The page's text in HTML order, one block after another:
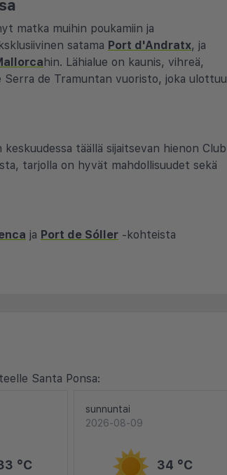
matka muihin poukamiin ja
satama Port d'Andratx, ja
hin. Lähialue on kaunis, vihreä,
Serra de Tramuntan vuoristo, joka ulottuu
täällä sijaitsevan hienon Club
tarjolla on hyvät mahdollisuudet sekä
ja Port de Sóller -kohteista
Santa Ponsa:
°C
sunnuntai
2026-08-09
34 °C